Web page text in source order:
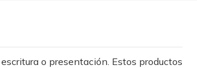
o presentación. Estos productos